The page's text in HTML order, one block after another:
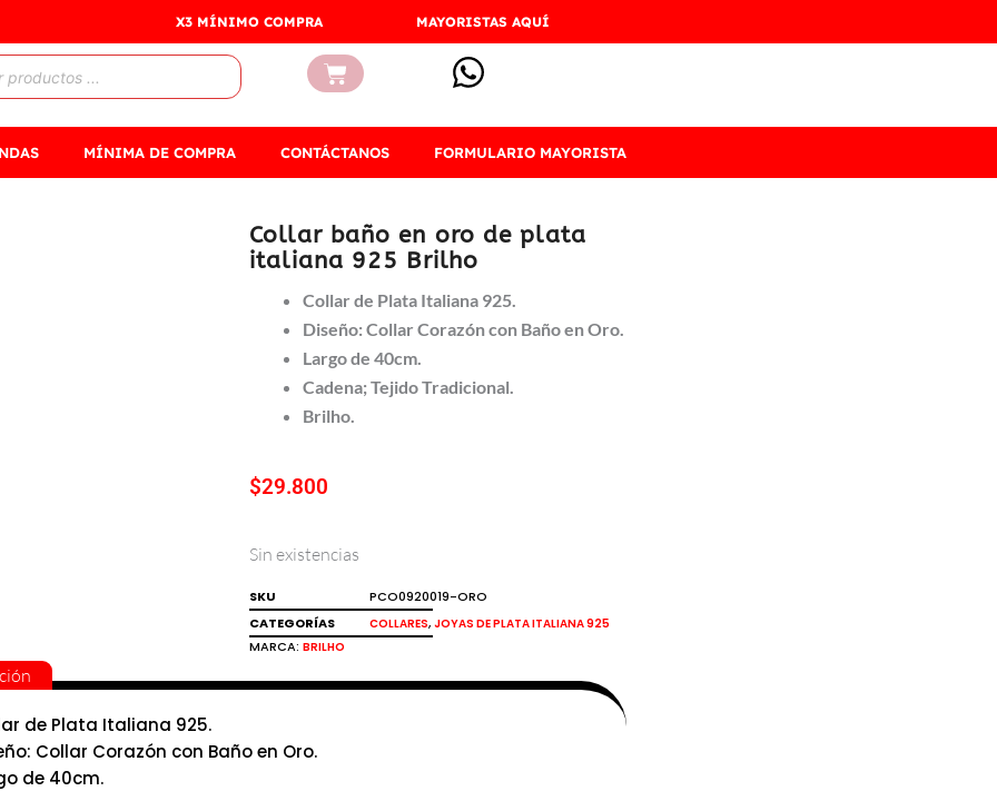
X3 MÍNIMO COMPRA MAYORISTAS AQUÍ
Carrito
MÍNIMA DE COMPRA CONTÁCTANOS FORMULARIO MAYORISTA
Collar baño en oro de plata
italiana 925 Brilho
Collar de Plata Italiana 925.
Diseño: Collar Corazón con Baño en Oro.
Largo de 40cm.
Cadena; Tejido Tradicional.
Brilho.
$29.800
Sin existencias
SKU
PCO0920019-ORO
CATEGORÍAS
COLLARES,JOYAS DE PLATA ITALIANA 925
MARCA:BRILHO
de Plata Italiana 925.
Collar Corazón con Baño en Oro.
de 40cm.